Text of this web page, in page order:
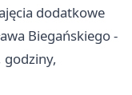
dodatkowe
Biegańskiego -
godziny,